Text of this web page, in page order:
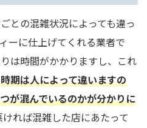
との混雑状況によっても違っ
ーに仕上げてくれる業者で
は時間がかかりますし、これ
期は人によって違いますの
が混んでいるのかが分かりに
れば混雑した店にあたって